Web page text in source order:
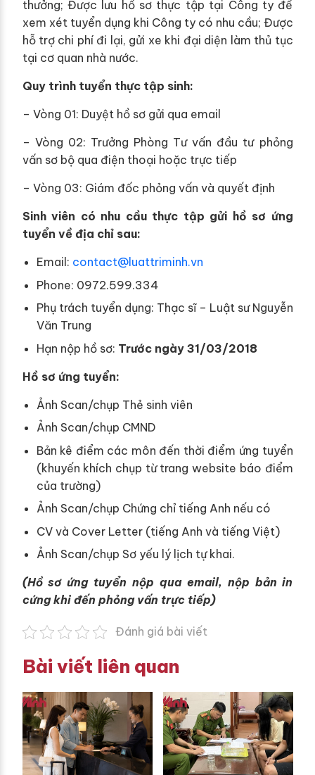
thưởng; Được lưu hồ sơ thực tập tại Công ty để
xem xét tuyển dụng khi Công ty có nhu cầu; Được
hỗ trợ chi phí đi lại, gửi xe khi đại diện làm thủ tục
tại cơ quan nhà nước.
Quy trình tuyển thực tập sinh:
– Vòng 01: Duyệt hồ sơ gửi qua email
– Vòng 02: Trưởng Phòng Tư vấn đầu tư phỏng
vấn sơ bộ qua điện thoại hoặc trực tiếp
– Vòng 03: Giám đốc phỏng vấn và quyết định
Sinh viên có nhu cầu thực tập gửi hồ sơ ứng
tuyển về địa chỉ sau:
Email: contact@luattriminh.vn
Phone: 0972.599.334
Phụ trách tuyển dụng: Thạc sĩ – Luật sư Nguyễn
Văn Trung
Hạn nộp hồ sơ: Trước ngày 31/03/2018
Hồ sơ ứng tuyển:
Ảnh Scan/chụp Thẻ sinh viên
Ảnh Scan/chụp CMND
Bản kê điểm các môn đến thời điểm ứng tuyển
(khuyến khích chụp từ trang website báo điểm
của trường)
Ảnh Scan/chụp Chứng chỉ tiếng Anh nếu có
CV và Cover Letter (tiếng Anh và tiếng Việt)
Ảnh Scan/chụp Sơ yếu lý lịch tự khai.
(Hồ sơ ứng tuyển nộp qua email, nộp bản in
cứng khi đến phỏng vấn trực tiếp)
Đánh giá bài viết
Bài viết liên quan